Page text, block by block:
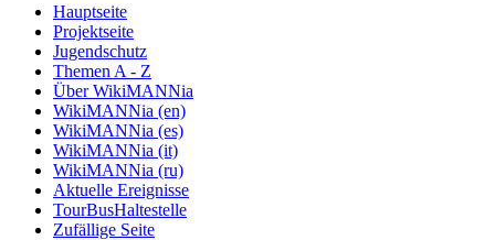
Hauptseite
Projektseite
Jugendschutz
Themen A - Z
Über WikiMANNia
WikiMANNia (en)
WikiMANNia (es)
WikiMANNia (it)
WikiMANNia (ru)
Aktuelle Ereignisse
TourBusHaltestelle
Zufällige Seite